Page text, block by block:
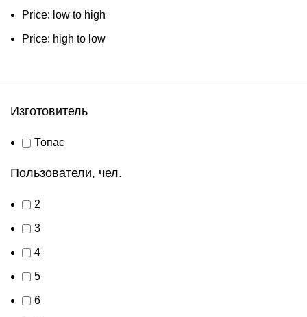
Price: low to high
Price: high to low
Изготовитель
Топас
Пользователи, чел.
2
3
4
5
6